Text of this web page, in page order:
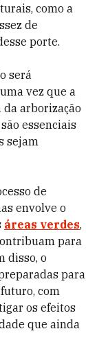
como a
de
porte.
será
vez que a
arborização
essenciais
sejam
de
envolve o
áreas verdes,
para
disso, o
para
com
os efeitos
que ainda